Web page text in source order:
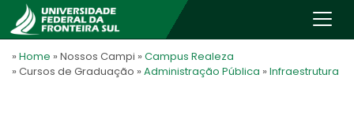
» Home » Nossos Campi » Campus Realeza
» Cursos de Graduação » Administração Pública » Infraestrutura